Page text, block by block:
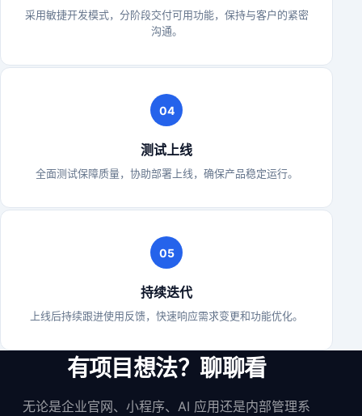
采用敏捷开发模式，分阶段交付可用功能，保持与客户的紧密
沟通。
04
测试上线
全面测试保障质量，协助部署上线，确保产品稳定运行。
05
持续迭代
上线后持续跟进使用反馈，快速响应需求变更和功能优化。
有项目想法？聊聊看
无论是企业官网、小程序、AI 应用还是内部管理系